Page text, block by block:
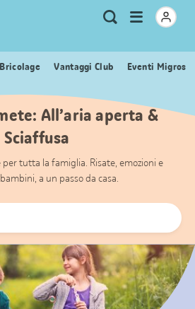
Metanavigazione
Ricerca
Apri
menu
Bricolage Vantaggi Club Eventi Migros
All’aria aperta &
Sciaffusa
tutta la famiglia. Risate, emozioni e
a un passo da casa.